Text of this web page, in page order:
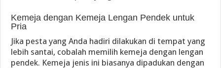
Kemeja dengan Kemeja Lengan Pendek untuk
Pria
Jika pesta yang Anda hadiri dilakukan di tempat yang
lebih santai, cobalah memilih kemeja dengan lengan
pendek. Kemeja jenis ini biasanya dipadukan dengan